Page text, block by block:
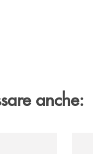
anche: